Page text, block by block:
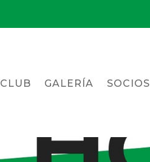
CLUB GALERÍA SOCIOS